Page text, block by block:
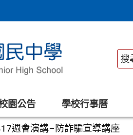
園公告 學校行事曆
週會演講–防詐騙宣導講座